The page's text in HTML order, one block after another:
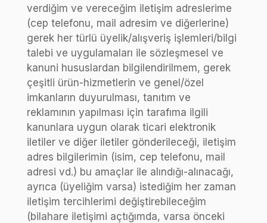
verdiğim ve vereceğim iletişim adreslerime
(cep telefonu, mail adresim ve diğerlerine)
gerek her türlü üyelik/alışveriş işlemleri/bilgi
talebi ve uygulamaları ile sözleşmesel ve
kanuni hususlardan bilgilendirilmem, gerek
çeşitli ürün-hizmetlerin ve genel/özel
imkanların duyurulması, tanıtım ve
reklamının yapılması için tarafıma ilgili
kanunlara uygun olarak ticari elektronik
iletiler ve diğer iletiler gönderileceği, iletişim
adres bilgilerimin (isim, cep telefonu, mail
adresi vd.) bu amaçlar ile alındığı-alınacağı,
ayrıca (üyeliğim varsa) istediğim her zaman
iletişim tercihlerimi değiştirebileceğim
(bilahare iletişimi açtığımda, varsa önceki